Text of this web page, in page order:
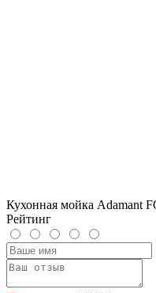
Кухонная мойка Adamant
Рейтинг